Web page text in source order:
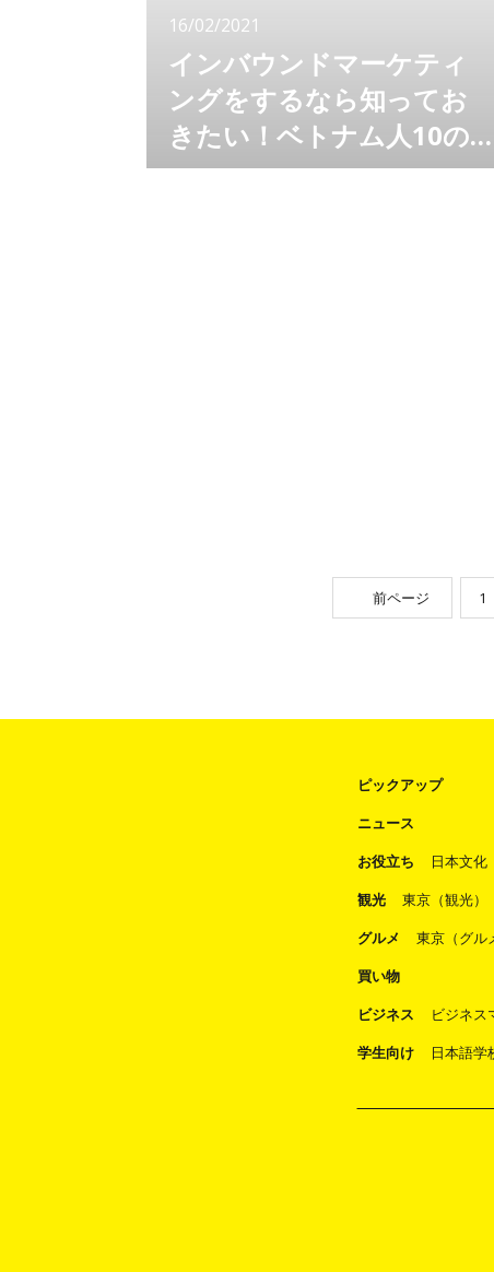
向けて今最も注目されている国、ベトナムにつ
いて
16/02/2021
インバウンドマーケティ
ングをするなら知ってお
きたい！ベトナム人10の
特徴
コロナ禍でひたすら耐えるだけの日々から、前
前ページ 1
ピックアップ
ニュース
お役立ち
日本文化
観光
東京（観光）
グルメ
東京（グル
買い物
ビジネス
ビジネス
学生向け
日本語学